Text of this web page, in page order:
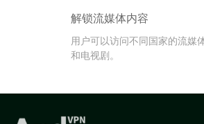
解锁流媒体内容
用户可以访问不同国家的流媒
和电视剧。